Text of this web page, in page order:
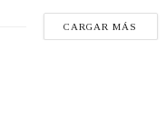
CARGAR MÁS